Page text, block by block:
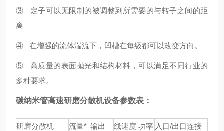
③ 定子可以无限制的被调整到所需要的与转子之间的距
离
④ 在增强的流体湍流下，凹槽在每级都可以改变方向。
⑤ 高质量的表面抛光和结构材料，可以满足不同行业的
多种要求。
碳纳米管高速研磨分散机设备参数表：
研磨分散机 流量* 输出 线速度 功率 入口/出口连接